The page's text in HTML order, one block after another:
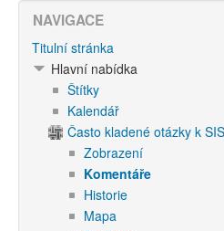
NAVIGACE
Titulní stránka
Hlavní nabídka
Štítky
Kalendář
Často kladené otázky k SIS
Zobrazení
Komentáře
Historie
Mapa